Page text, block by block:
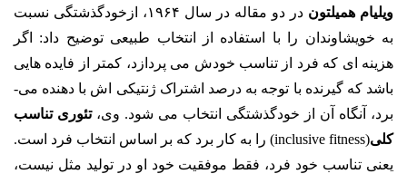
ویلیام همیلتون
در دو مقاله در سال ۱۹۶۴، ازخودگذشتگی نسبت
به خویشاوندان را با استفاده از انتخاب طبیعی توضیح داد: اگر
هزینه ­ای که فرد از تناسب خودش می­ پردازد، کمتر از فایده هایی
باشد که گیرنده با توجه به درصد اشتراک ژنتیکی­ اش با دهنده می­
برد، آنگاه آن از خودگذشتگی انتخاب می­ شود. وی،تئوری تناسب
کلی
(inclusive fitness) را به کار برد که بر اساس انتخاب فرد است.
یعنی تناسب خود فرد، فقط موفقیت خود او در تولید مثل نیست،